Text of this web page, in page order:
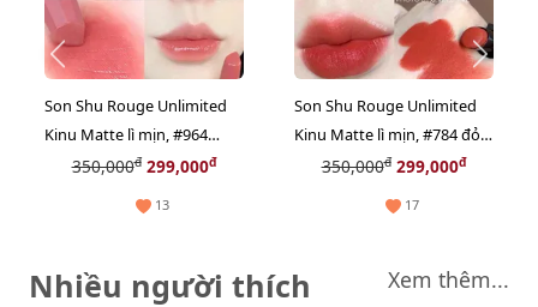
Son Shu Rouge Unlimited
Kinu Matte lì mịn, #964
hồng khô nhẹ nhàng, nữ
350,000đ299,000đ
13
Son Shu Rouge Unlimited
Kinu Matte lì mịn, #784 đỏ
đất pha cam, tôn da - mini
350,000đ299,000đ
17
Nhiều người thích Xem thêm...